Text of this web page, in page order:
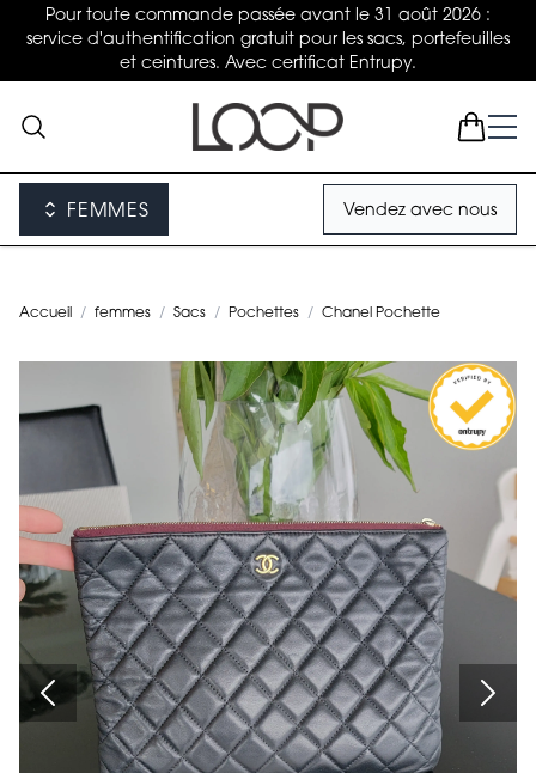
Pour toute commande passée avant le 31 août 2026 :
service d'authentification gratuit pour les sacs, portefeuilles
et ceintures. Avec certificat Entrupy.
FEMMES Vendez avec nous
Accueil / femmes / Sacs / Pochettes / Chanel Pochette